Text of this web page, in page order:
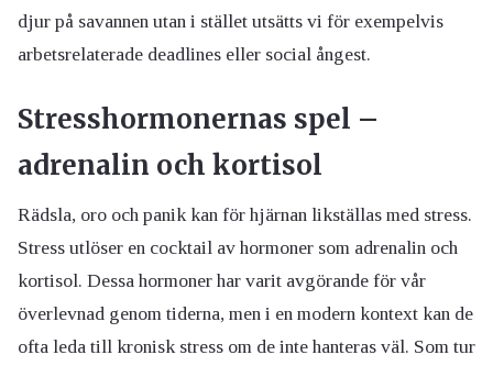
djur på savannen utan i stället utsätts vi för exempelvis
arbetsrelaterade deadlines eller social ångest.
Stresshormonernas spel –
adrenalin och kortisol
Rädsla, oro och panik kan för hjärnan likställas med stress.
Stress utlöser en cocktail av hormoner som adrenalin och
kortisol. Dessa hormoner har varit avgörande för vår
överlevnad genom tiderna, men i en modern kontext kan de
ofta leda till kronisk stress om de inte hanteras väl. Som tur